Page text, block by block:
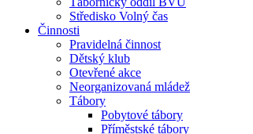
Středisko Volný čas
Činnosti
Pravidelná činnost
Dětský klub
Otevřené akce
Neorganizovaná mládež
Tábory
Pobytové tábory
Příměstské tábory